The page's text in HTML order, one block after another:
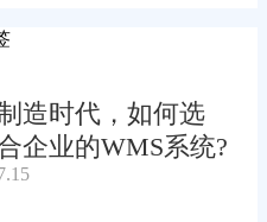
造时代，如何选
企业的WMS系统?